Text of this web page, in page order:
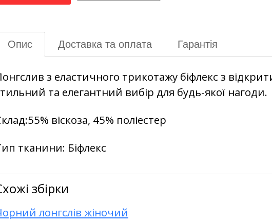
Опис Доставка та оплата Гарантія
з еластичного трикотажу біфлекс з
та елегантний вибір для будь-якої нагоди.
віскоза, 45% поліестер
тканини: Біфлекс
збірки
лонгслів жіночий